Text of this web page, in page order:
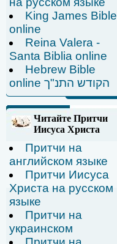
King James Bible
online
Reina Valera -
Santa Biblia online
Hebrew Bible
online הקודש התנ"ך
Читайте Притчи
Иисуса Христа
Притчи на
английском языке
Притчи Иисуса
Христа на русском
языке
Притчи на
украинском